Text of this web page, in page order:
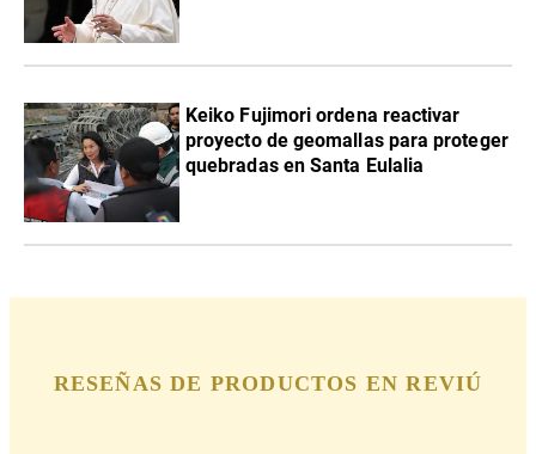
Keiko Fujimori ordena reactivar
proyecto de geomallas para proteger
quebradas en Santa Eulalia